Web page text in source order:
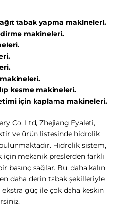
tabak yapma makineleri.
makineleri.
makineleri.
kesme makineleri.
için kaplama makineleri.
Co, Ltd, Zhejiang Eyaleti,
ve ürün listesinde hidrolik
Hidrolik sistem,
için mekanik preslerden farklı
basınç sağlar. Bu, daha kalın
daha derin tabak şekilleriyle
ekstra güç ile çok daha keskin